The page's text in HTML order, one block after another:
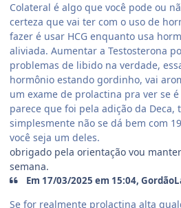
Colateral é algo que você pode ou
certeza que vai ter com o uso de
fazer é usar HCG enquanto usa
aliviada. Aumentar a Testosterona
problemas de libido na verdade,
hormônio estando gordinho, vai
um exame de prolactina pra ver se
parece que foi pela adição da Deca,
simplesmente não se dá bem com
você seja um deles.
obrigado pela orientação vou
semana.
Em 17/03/2025 em 15:04,
Se for realmente prolactina alta